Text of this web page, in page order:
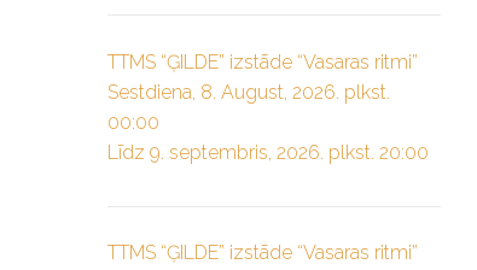
TTMS “ĢILDE” izstāde “Vasaras ritmi”
Sestdiena, 8. August, 2026. plkst.
00:00
Līdz 9. septembris, 2026. plkst. 20:00
TTMS “ĢILDE” izstāde “Vasaras ritmi”